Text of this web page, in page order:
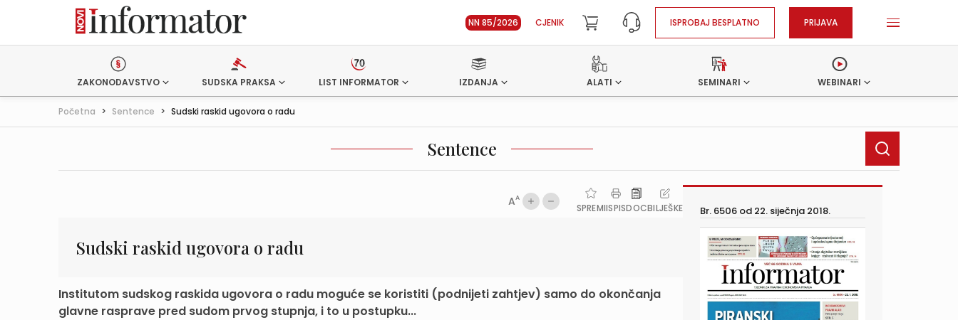
NN 85/2026 CJENIK ISPROBAJ BESPLATNO PRIJAVA
ZAKONODAVSTVO SUDSKA PRAKSA LIST INFORMATOR IZDANJA ALATI SEMINARI WEBINARI
Početna > Sentence > Sudski raskid ugovora o radu
Sentence
AA
SPREMIISPISDOCBILJEŠKE
Sudski raskid ugovora o radu
Institutom sudskog raskida ugovora o radu moguće se koristiti (podnijeti zahtjev) samo do okončanja
glavne rasprave pred sudom prvog stupnja, i to u postupku...
Br. 6506 od 22. siječnja 2018.